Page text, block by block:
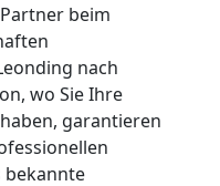
beim
nach
wo Sie Ihre
garantieren
bekannte